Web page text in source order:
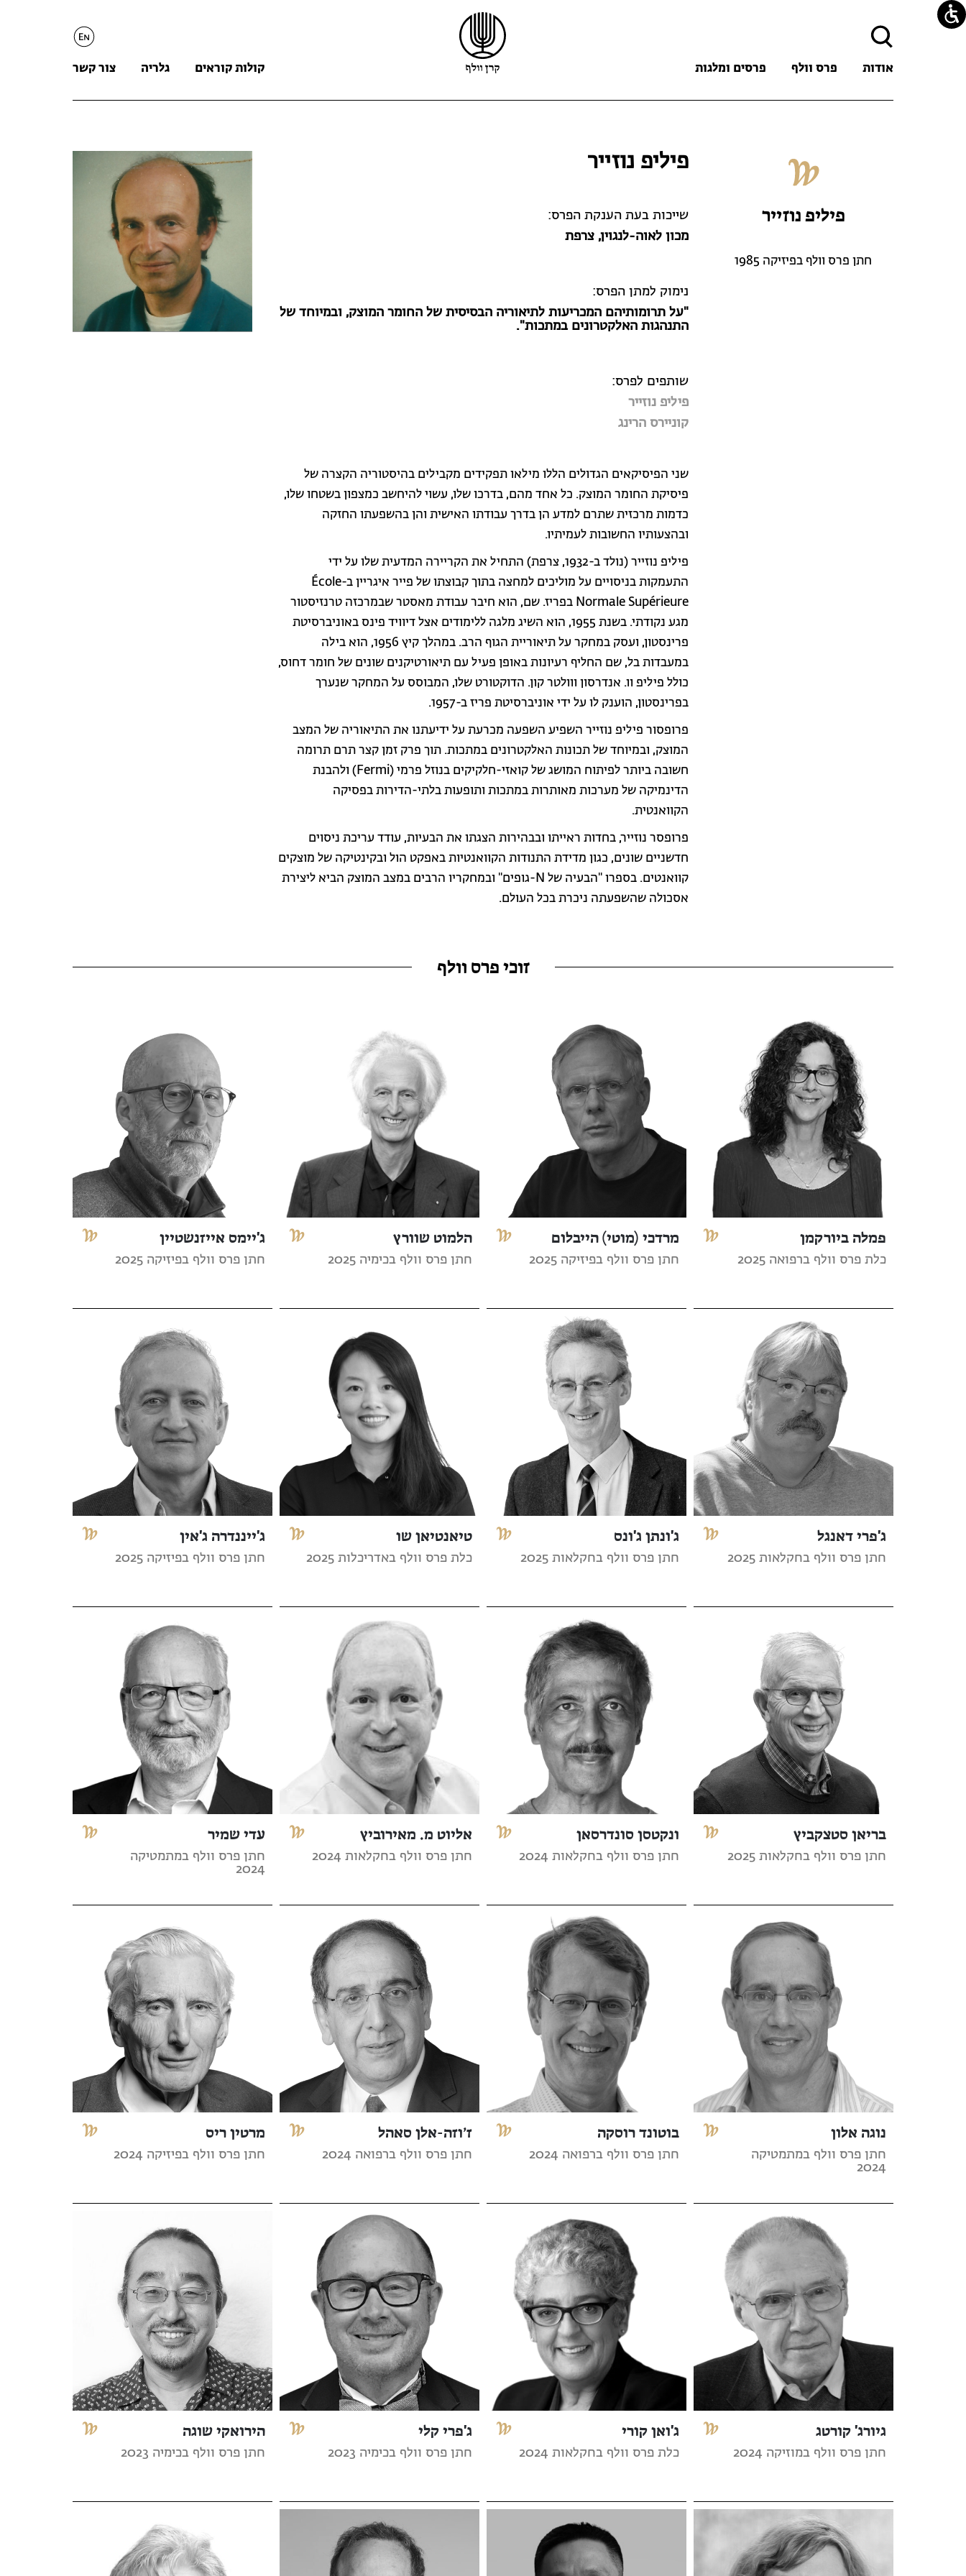
חיפוש: English
אודות פרס וולף פרסים ומלגות צור קשר גלריה קולות קוראים
פיליפ נוזייר
חתן פרס וולף בפיזיקה 1985
פיליפ נוזייר
שייכות בעת הענקת הפרס:
מכון לאוה-לנגוין, צרפת
נימוק למתן הפרס:
"על תרומותיהם המכריעות לתיאוריה הבסיסית של החומר המוצק, ובמיוחד של
התנהגות האלקטרונים במתכות".
שותפים לפרס:
פיליפ נוזייר
קוניירס הרינג
שני הפיסיקאים הגדולים הללו מילאו תפקידים מקבילים בהיסטוריה הקצרה של
פיסיקת החומר המוצק. כל אחד מהם, בדרכו שלו, עשוי להיחשב כמצפון בשטחו שלו,
כדמות מרכזית שתרם למדע הן בדרך עבודתו האישית והן בהשפעתו החזקה
ובהצעותיו החשובות לעמיתיו.
פיליפ נוזייר (נולד ב-1932, צרפת) התחיל את הקריירה המדעית שלו על ידי
התעמקות בניסויים על מוליכים למחצה בתוך קבוצתו של פייר איגריין ב-École
Normale Supérieure בפריז. שם, הוא חיבר עבודת מאסטר שבמרכזה טרנזיסטור
מגע נקודתי. בשנת 1955, הוא השיג מלגה ללימודים אצל דיוויד פינס באוניברסיטת
פרינסטון, ועסק במחקר על תיאוריית הגוף הרב. במהלך קיץ 1956, הוא בילה
במעבדות בל, שם החליף רעיונות באופן פעיל עם תיאורטיקנים שונים של חומר דחוס,
כולל פיליפ וו. אנדרסון ווולטר קון. הדוקטורט שלו, המבוסס על המחקר שנערך
בפרינסטון, הוענק לו על ידי אוניברסיטת פריז ב-1957.
פרופסור פיליפ נוזייר השפיע השפעה מכרעת על ידיעתנו את התיאוריה של המצב
המוצק, ובמיוחד של תכונות האלקטרונים במתכות. תוך פרק זמן קצר תרם תרומה
חשובה ביותר לפיתוח המושג של קואזי-חלקיקים בנוזל פרמי (Fermi) ולהבנת
הדינמיקה של מערכות מאותרות במתכות ותופעות בלתי-הדירות בפסיקה
הקוואנטית.
פרופסר נוזייר, בחדות ראייתו ובבהירות הצגתו את הבעיות, עודד עריכת ניסוים
חדשניים שונים, כגון מדידת התנודות הקוואנטיות באפקט הול ובקינטיקה של מוצקים
קוואנטים. בספרו "הבעיה של N-גופים" ובמחקריו הרבים במצב המוצק הביא ליצירת
אסכולה שהשפעתה ניכרת בכל העולם.
זוכי פרס וולף
פמלה ביורקמן
כלת פרס וולף ברפואה 2025
מרדכי (מוטי) הייבלום
חתן פרס וולף בפיזיקה 2025
הלמוט שוורץ
חתן פרס וולף בכימיה 2025
ג'יימס אייזנשטיין
חתן פרס וולף בפיזיקה 2025
ג'פרי דאנגל
חתן פרס וולף בחקלאות 2025
ג'ונתן ג'ונס
חתן פרס וולף בחקלאות 2025
טיאנטיאן שו
כלת פרס וולף באדריכלות 2025
ג'ייננדרה ג'אין
חתן פרס וולף בפיזיקה 2025
בריאן סטצקביץ
חתן פרס וולף בחקלאות 2025
ונקטסן סונדרסאן
חתן פרס וולף בחקלאות 2024
אליוט מ. מאירוביץ
חתן פרס וולף בחקלאות 2024
עדי שמיר
חתן פרס וולף במתמטיקה
2024
נוגה אלון
חתן פרס וולף במתמטיקה
2024
בוטונד רוסקה
חתן פרס וולף ברפואה 2024
ז’וזה-אלן סאהל
חתן פרס וולף ברפואה 2024
מרטין ריס
חתן פרס וולף בפיזיקה 2024
גיורג' קורטג
חתן פרס וולף במוזיקה 2024
ג'ואן קורי
כלת פרס וולף בחקלאות 2024
ג'פרי קלי
חתן פרס וולף בכימיה 2023
הירואקי שוגה
חתן פרס וולף בכימיה 2023